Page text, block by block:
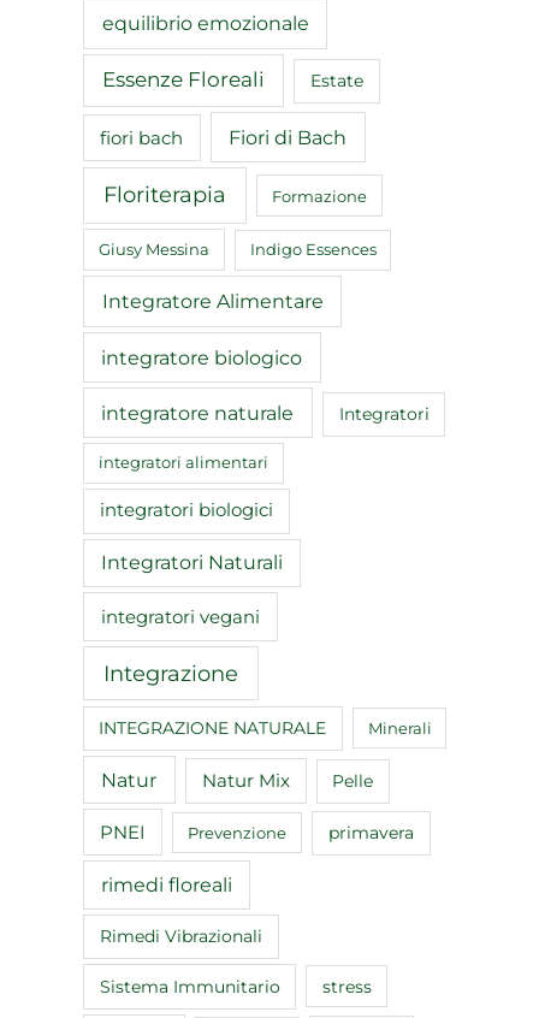
equilibrio emozionale
Essenze Floreali Estate
fiori bach Fiori di Bach
Floriterapia Formazione
Giusy Messina Indigo Essences
Integratore Alimentare
integratore biologico
integratore naturale Integratori
integratori alimentari
integratori biologici
Integratori Naturali
integratori vegani
Integrazione
INTEGRAZIONE NATURALE Minerali
Natur Natur Mix Pelle
PNEI Prevenzione primavera
rimedi floreali
Rimedi Vibrazionali
Sistema Immunitario stress